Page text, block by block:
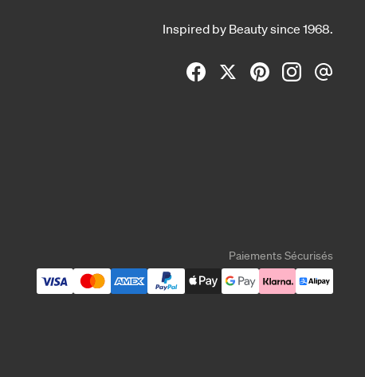
Inspired by Beauty since 1968.
Paiements Sécurisés